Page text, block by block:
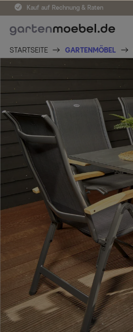
Kauf auf Rechnung & Raten
STARTSEITE GARTENMÖBEL